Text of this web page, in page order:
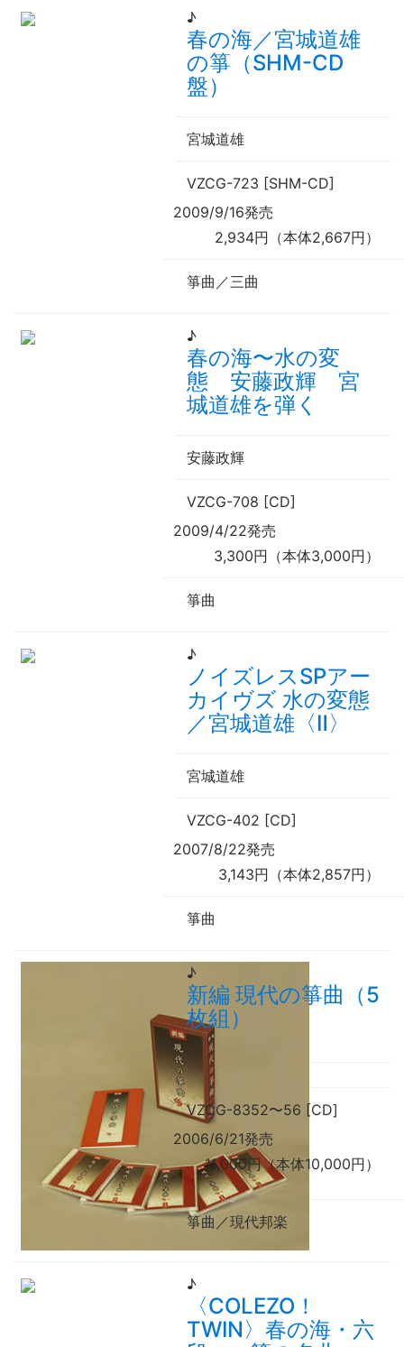
♪
春の海／宮城道雄
の箏（SHM-CD
盤）
宮城道雄
VZCG-723 [SHM-CD]
2009/9/16発売
2,934円（本体2,667円）
箏曲／三曲
♪
春の海〜水の変
態 安藤政輝 宮
城道雄を弾く
安藤政輝
VZCG-708 [CD]
2009/4/22発売
3,300円（本体3,000円）
箏曲
♪
ノイズレスSPアー
カイヴズ 水の変態
／宮城道雄〈Ⅱ〉
宮城道雄
VZCG-402 [CD]
2007/8/22発売
3,143円（本体2,857円）
箏曲
♪
新編 現代の箏曲（5
枚組）
VZCG-8352〜56 [CD]
2006/6/21発売
11,000円（本体10,000円）
箏曲／現代邦楽
♪
〈COLEZO！
TWIN〉春の海・六